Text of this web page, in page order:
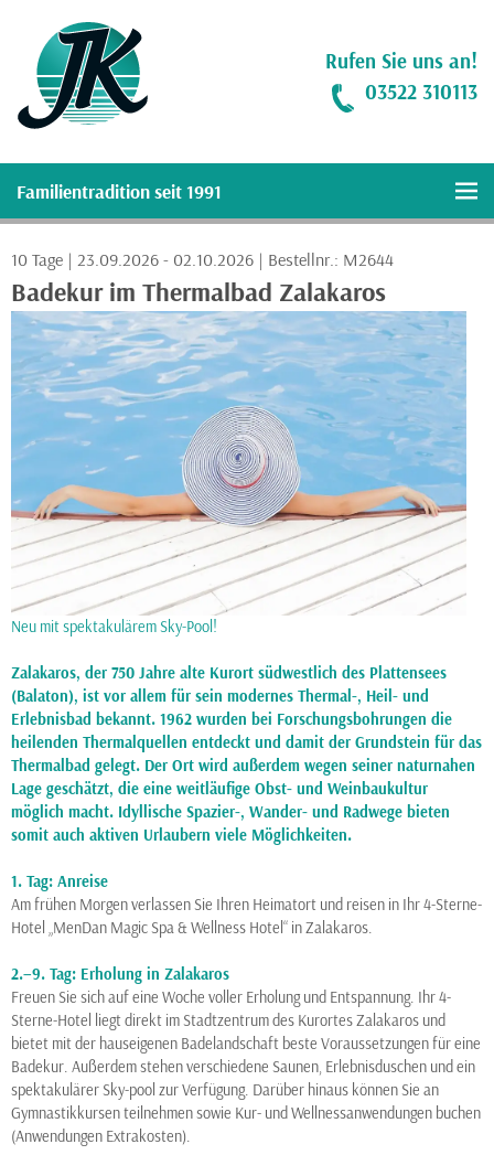
Rufen Sie uns an!
03522 310113
Familientradition seit 1991
10 Tage | 23.09.2026 - 02.10.2026 | Bestellnr.: M2644
Badekur im Thermalbad Zalakaros
Neu mit spektakulärem Sky-Pool!
Zalakaros, der 750 Jahre alte Kurort südwestlich des Plattensees
(Balaton), ist vor allem für sein modernes Thermal-, Heil- und
Erlebnisbad bekannt. 1962 wurden bei Forschungsbohrungen die
heilenden Thermalquellen entdeckt und damit der Grundstein für das
Thermalbad gelegt. Der Ort wird außerdem wegen seiner naturnahen
Lage geschätzt, die eine weitläufige Obst- und Weinbaukultur
möglich macht. Idyllische Spazier-, Wander- und Radwege bieten
somit auch aktiven Urlaubern viele Möglichkeiten.
1. Tag: Anreise
Am frühen Morgen verlassen Sie Ihren Heimatort und reisen in Ihr 4-Sterne-
Hotel „MenDan Magic Spa & Wellness Hotel“ in Zalakaros.
2.–9. Tag: Erholung in Zalakaros
Freuen Sie sich auf eine Woche voller Erholung und Entspannung. Ihr 4-
Sterne-Hotel liegt direkt im Stadtzentrum des Kurortes Zalakaros und
bietet mit der hauseigenen Badelandschaft beste Voraussetzungen für eine
Badekur. Außerdem stehen verschiedene Saunen, Erlebnisduschen und ein
spektakulärer Sky-pool zur Verfügung. Darüber hinaus können Sie an
Gymnastikkursen teilnehmen sowie Kur- und Wellnessanwendungen buchen
(Anwendungen Extrakosten).